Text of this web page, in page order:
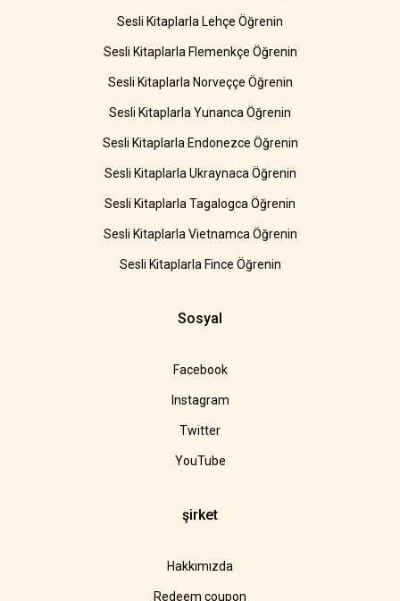
Sesli Kitaplarla Lehçe Öğrenin
Sesli Kitaplarla Flemenkçe Öğrenin
Sesli Kitaplarla Norveççe Öğrenin
Sesli Kitaplarla Yunanca Öğrenin
Sesli Kitaplarla Endonezce Öğrenin
Sesli Kitaplarla Ukraynaca Öğrenin
Sesli Kitaplarla Tagalogca Öğrenin
Sesli Kitaplarla Vietnamca Öğrenin
Sesli Kitaplarla Fince Öğrenin
Sosyal
Facebook
Instagram
Twitter
YouTube
şirket
Hakkımızda
Redeem coupon